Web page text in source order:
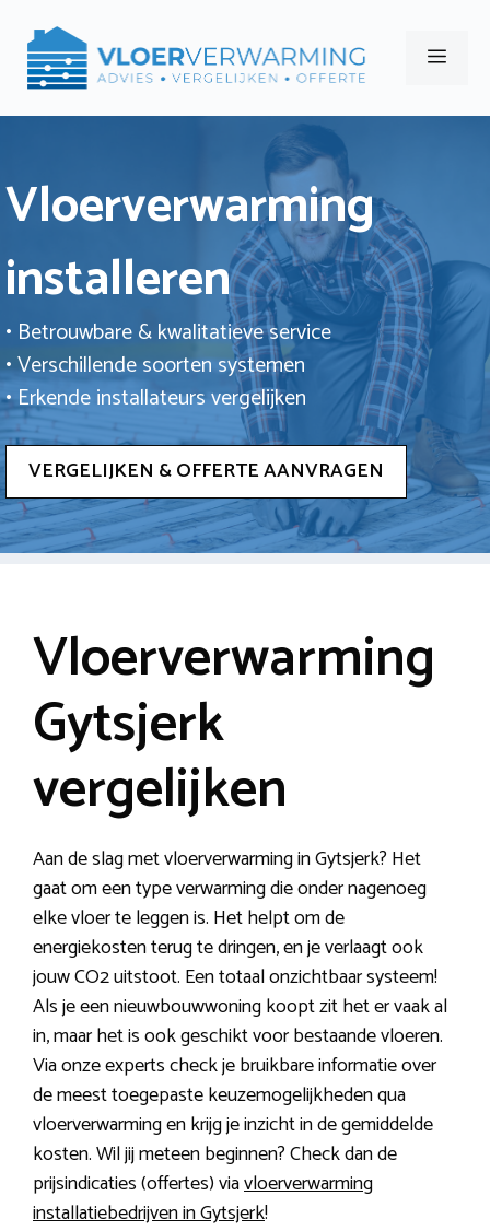
naar
Menu
Vloerverwarming
installeren
• Betrouwbare & kwalitatieve service
• Verschillende soorten systemen
• Erkende installateurs vergelijken
VERGELIJKEN & OFFERTE AANVRAGEN
Vloerverwarming
Gytsjerk
vergelijken
Aan de slag met vloerverwarming in Gytsjerk? Het
gaat om een type verwarming die onder nagenoeg
elke vloer te leggen is. Het helpt om de
energiekosten terug te dringen, en je verlaagt ook
jouw CO2 uitstoot. Een totaal onzichtbaar systeem!
Als je een nieuwbouwwoning koopt zit het er vaak al
in, maar het is ook geschikt voor bestaande vloeren.
Via onze experts check je bruikbare informatie over
de meest toegepaste keuzemogelijkheden qua
vloerverwarming en krijg je inzicht in de gemiddelde
kosten. Wil jij meteen beginnen? Check dan de
prijsindicaties (offertes) viavloerverwarming
installatiebedrijven in Gytsjerk!